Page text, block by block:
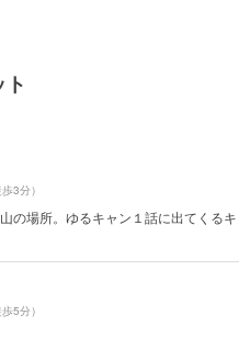
歩3分）
の場所。ゆるキャン１話に出てくるキ
歩5分）